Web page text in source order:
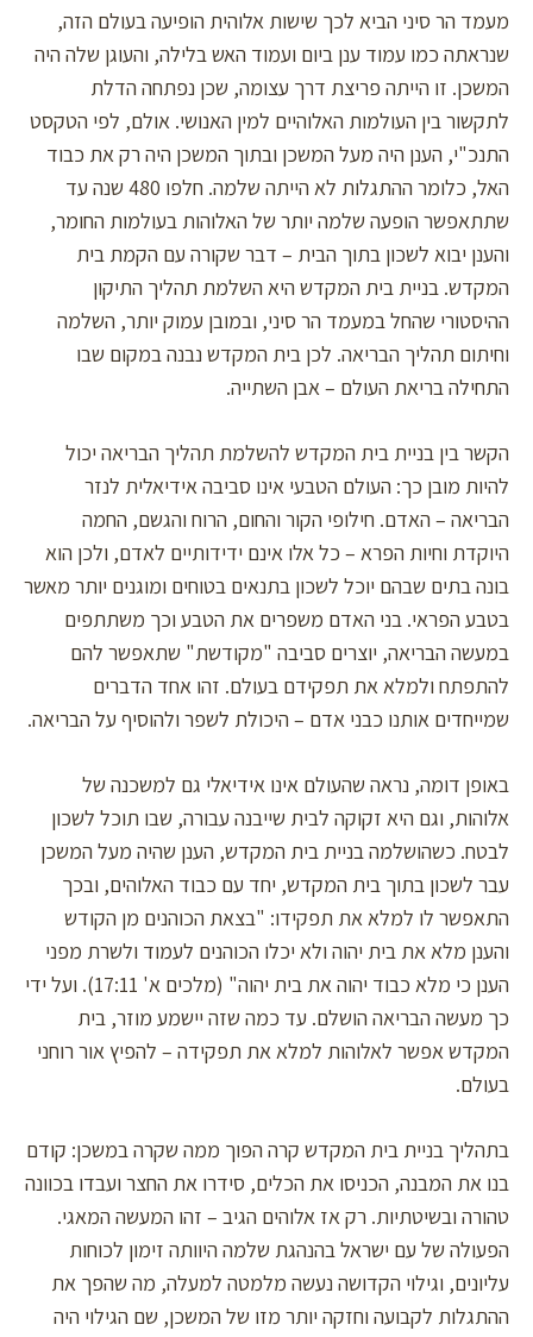
מעמד הר סיני הביא לכך שישות אלוהית הופיעה בעולם הזה,
שנראתה כמו עמוד ענן ביום ועמוד האש בלילה, והעוגן שלה היה
המשכן. זו הייתה פריצת דרך עצומה, שכן נפתחה הדלת
לתקשור בין העולמות האלוהיים למין האנושי. אולם, לפי הטקסט
התנכ"י, הענן היה מעל המשכן ובתוך המשכן היה רק את כבוד
האל, כלומר ההתגלות לא הייתה שלמה. חלפו 480 שנה עד
שתתאפשר הופעה שלמה יותר של האלוהות בעולמות החומר,
והענן יבוא לשכון בתוך הבית – דבר שקורה עם הקמת בית
המקדש. בניית בית המקדש היא השלמת תהליך התיקון
ההיסטורי שהחל במעמד הר סיני, ובמובן עמוק יותר, השלמה
וחיתום תהליך הבריאה. לכן בית המקדש נבנה במקום שבו
התחילה בריאת העולם – אבן השתייה.
הקשר בין בניית בית המקדש להשלמת תהליך הבריאה יכול
להיות מובן כך: העולם הטבעי אינו סביבה אידיאלית לנזר
הבריאה – האדם. חילופי הקור והחום, הרוח והגשם, החמה
היוקדת וחיות הפרא – כל אלו אינם ידידותיים לאדם, ולכן הוא
בונה בתים שבהם יוכל לשכון בתנאים בטוחים ומוגנים יותר מאשר
בטבע הפראי. בני האדם משפרים את הטבע וכך משתתפים
במעשה הבריאה, יוצרים סביבה "מקודשת" שתאפשר להם
להתפתח ולמלא את תפקידם בעולם. זהו אחד הדברים
שמייחדים אותנו כבני אדם – היכולת לשפר ולהוסיף על הבריאה.
באופן דומה, נראה שהעולם אינו אידיאלי גם למשכנה של
אלוהות, וגם היא זקוקה לבית שייבנה עבורה, שבו תוכל לשכון
לבטח. כשהושלמה בניית בית המקדש, הענן שהיה מעל המשכן
עבר לשכון בתוך בית המקדש, יחד עם כבוד האלוהים, ובכך
התאפשר לו למלא את תפקידו: "בצאת הכוהנים מן הקודש
והענן מלא את בית יהוה ולא יכלו הכוהנים לעמוד ולשרת מפני
הענן כי מלא כבוד יהוה את בית יהוה" (מלכים א' 17:11). ועל ידי
כך מעשה הבריאה הושלם. עד כמה שזה יישמע מוזר, בית
המקדש אפשר לאלוהות למלא את תפקידה – להפיץ אור רוחני
בעולם.
בתהליך בניית בית המקדש קרה הפוך ממה שקרה במשכן: קודם
בנו את המבנה, הכניסו את הכלים, סידרו את החצר ועבדו בכוונה
טהורה ובשיטתיות. רק אז אלוהים הגיב – זהו המעשה המאגי.
הפעולה של עם ישראל בהנהגת שלמה היוותה זימון לכוחות
עליונים, וגילוי הקדושה נעשה מלמטה למעלה, מה שהפך את
ההתגלות לקבועה וחזקה יותר מזו של המשכן, שם הגילוי היה